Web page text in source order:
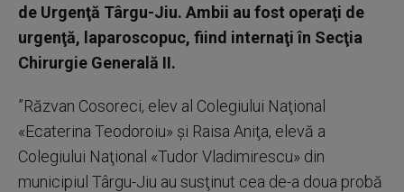
de Urgenţă Târgu-Jiu. Ambii au fost operaţi de
urgenţă, laparoscopuc, fiind internaţi în Secţia
Chirurgie Generală II.
”Răzvan Cosoreci, elev al Colegiului Naţional
«Ecaterina Teodoroiu» şi Raisa Aniţa, elevă a
Colegiului Naţional «Tudor Vladimirescu» din
municipiul Târgu-Jiu au susţinut cea de-a doua probă